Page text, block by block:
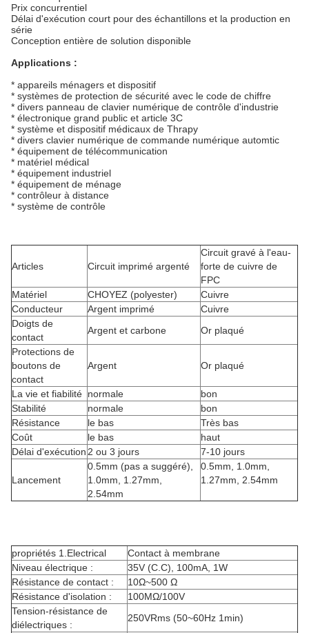
Prix concurrentiel
Délai d'exécution court pour des échantillons et la production en
série
Conception entière de solution disponible
Applications :
* appareils ménagers et dispositif
* systèmes de protection de sécurité avec le code de chiffre
* divers panneau de clavier numérique de contrôle d'industrie
* électronique grand public et article 3C
* système et dispositif médicaux de Thrapy
* divers clavier numérique de commande numérique automtic
* équipement de télécommunication
* matériel médical
* équipement industriel
* équipement de ménage
* contrôleur à distance
* système de contrôle
Articles Circuit imprimé argenté
Circuit gravé à l'eau-
forte de cuivre de
FPC
Matériel
CHOYEZ (polyester)
Cuivre
Conducteur
Argent imprimé
Cuivre
Doigts de
contact
Argent et carbone
Or plaqué
Protections de
boutons de
contact
Argent Or plaqué
La vie et fiabilité normale
bon
Stabilité
normale
bon
Résistance
le bas
Très bas
Coût
le bas
haut
Délai d'exécution 2 ou 3 jours 7-10 jours
Lancement
0.5mm (pas a suggéré),
1.0mm, 1.27mm,
2.54mm
0.5mm, 1.0mm,
1.27mm, 2.54mm
propriétés 1.Electrical
Contact à membrane
Niveau électrique :
35V (C.C), 100mA, 1W
Résistance de contact :
10Ω~500 Ω
Résistance d'isolation :
100MΩ/100V
Tension-résistance de
diélectriques :
250VRms (50~60Hz 1min)